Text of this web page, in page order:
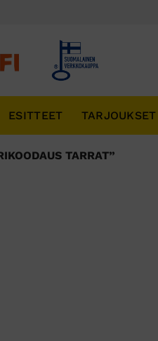
ESITTEET TARJOUKSET
TARRAT”